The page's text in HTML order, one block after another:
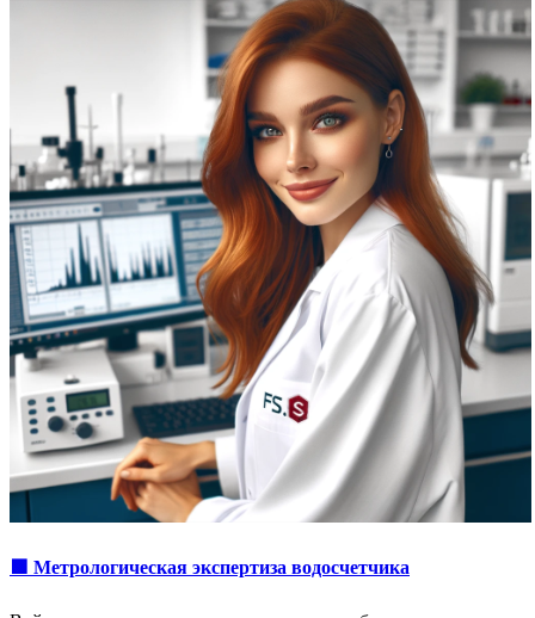
🟩 Метрологическая экспертиза водосчетчика